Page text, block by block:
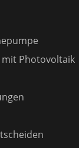
Photovoltaik